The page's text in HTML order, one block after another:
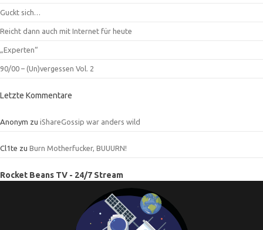
Guckt sich…
Reicht dann auch mit Internet für heute
„Experten“
90/00 – (Un)vergessen Vol. 2
Letzte Kommentare
Anonym zu iShareGossip war anders wild
Cl1te zu Burn Motherfucker, BUUURN!
Rocket Beans TV - 24/7 Stream